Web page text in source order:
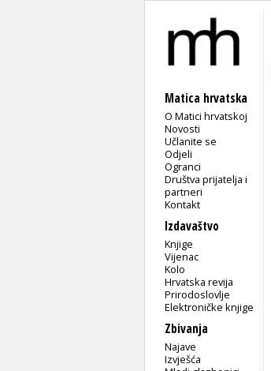
Matica hrvatska
O Matici hrvatskoj
Novosti
Učlanite se
Odjeli
Ogranci
Društva prijatelja i
partneri
Kontakt
Izdavaštvo
Knjige
Vijenac
Kolo
Hrvatska revija
Prirodoslovlje
Elektroničke knjige
Zbivanja
Najave
Izvješća